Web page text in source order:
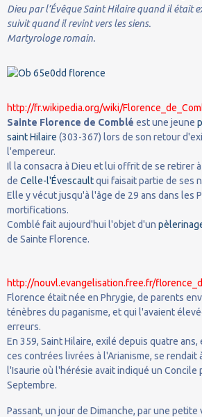
Dieu par l’Évêque Saint Hilaire quand il était
suivit quand il revint vers les siens.
Martyrologe romain.
http://fr.wikipedia.org/wiki/
Sainte Florence de Comblé est une jeune
saint Hilaire (303-367) lors de son retour
l'empereur.
Il la consacra à Dieu et lui offrit de se retirer
de Celle-l'Évescaultqui faisait partie de ses
Elle y vécut jusqu'à l'âge de 29 ans dans les
mortifications.
Comblé fait aujourd'hui l'objet d'un
de Sainte Florence.
http://nouvl.evangelisation.free.fr/
Florence était née en Phrygie, de parents
ténèbres du paganisme, et qui l'avaient
erreurs.
En 359, Saint Hilaire, exilé depuis quatre
ces contrées livrées à l'Arianisme, se rendait
l'Isaurie où l'hérésie avait indiqué un Concile
Septembre.
Passant, un jour de Dimanche, par une petite